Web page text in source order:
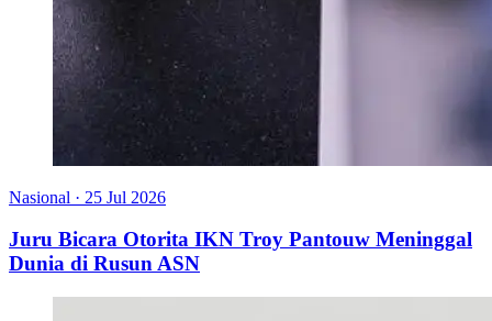
Nasional · 25 Jul 2026
Juru Bicara Otorita IKN Troy Pantouw Meninggal
Dunia di Rusun ASN